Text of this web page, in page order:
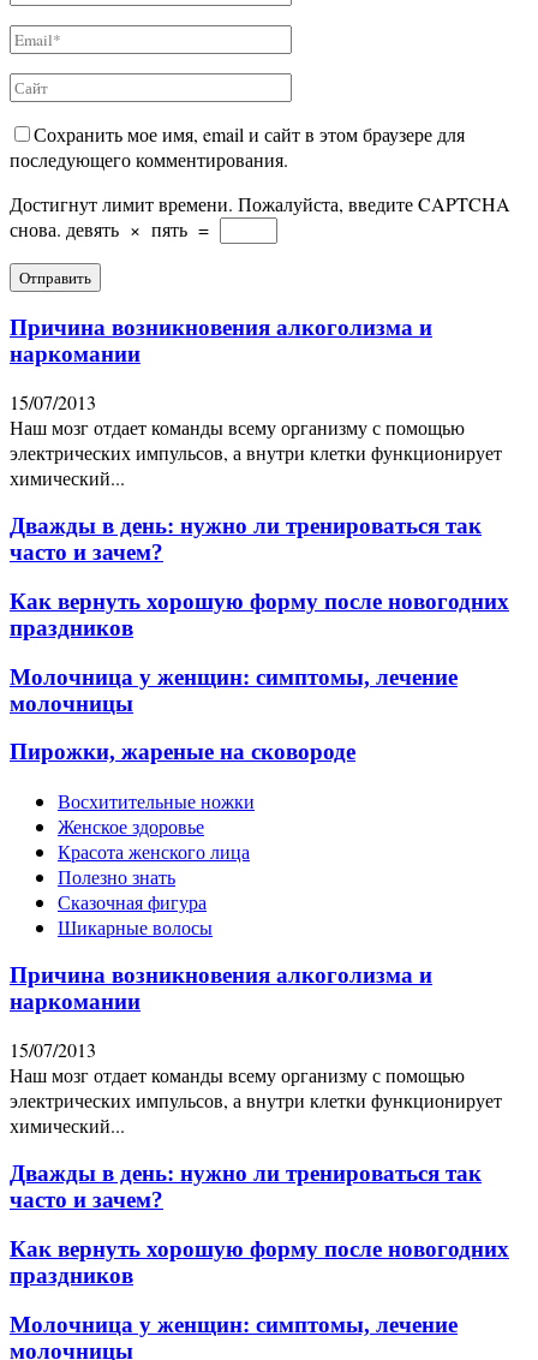
Сохранить мое имя, email и сайт в этом браузере для
последующего комментирования.
Достигнут лимит времени. Пожалуйста, введите CAPTCHA
снова. девять × пять =
Причина возникновения алкоголизма и
наркомании
15/07/2013
Наш мозг отдает команды всему организму с помощью
электрических импульсов, а внутри клетки функционирует
химический...
Дважды в день: нужно ли тренироваться так
часто и зачем?
Как вернуть хорошую форму после новогодних
праздников
Молочница у женщин: симптомы, лечение
молочницы
Пирожки, жареные на сковороде
Восхитительные ножки
Женское здоровье
Красота женского лица
Полезно знать
Сказочная фигура
Шикарные волосы
Причина возникновения алкоголизма и
наркомании
15/07/2013
Наш мозг отдает команды всему организму с помощью
электрических импульсов, а внутри клетки функционирует
химический...
Дважды в день: нужно ли тренироваться так
часто и зачем?
Как вернуть хорошую форму после новогодних
праздников
Молочница у женщин: симптомы, лечение
молочницы